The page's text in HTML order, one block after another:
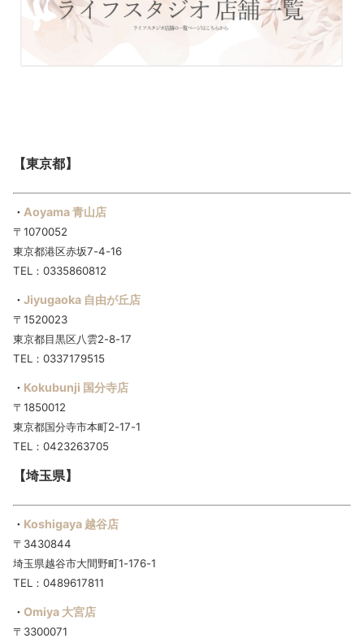
【東京都】
・ Aoyama 青山店
〒1070052
東京都港区赤坂7-4-16
TEL：0335860812
・ Jiyugaoka 自由が丘店
〒1520023
東京都目黒区八雲2-8-17
TEL：0337179515
・ Kokubunji 国分寺店
〒1850012
東京都国分寺市本町2-17-1
TEL：0423263705
【埼玉県】
・ Koshigaya 越谷店
〒3430844
埼玉県越谷市大間野町1-176-1
TEL：0489617811
・ Omiya 大宮店
〒3300071